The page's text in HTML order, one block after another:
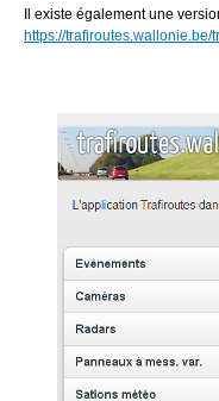
Il existe également une
https://trafiroutes.wallonie.be/